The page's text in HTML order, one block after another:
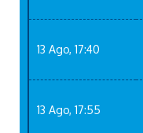
13 Ago, 17:40
13 Ago, 17:55